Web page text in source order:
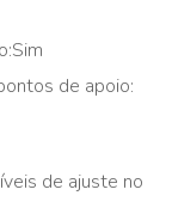
de apoio:
de ajuste no